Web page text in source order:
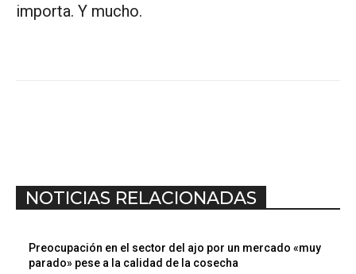
importa. Y mucho.
NOTICIAS RELACIONADAS
Preocupación en el sector del ajo por un mercado «muy
parado» pese a la calidad de la cosecha